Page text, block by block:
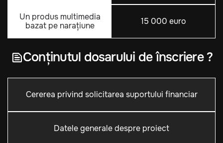
Un produs multimedia
bazat pe narațiune
15 000 euro
Conținutul dosarului de înscriere ?
Cererea privind solicitarea suportului financiar
Datele generale despre proiect